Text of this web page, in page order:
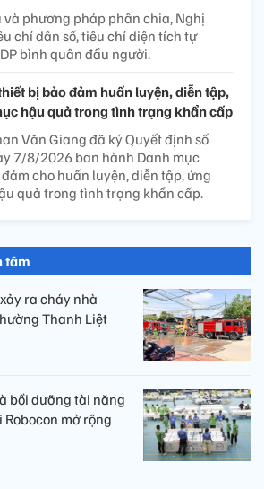
và phương pháp phân chia, Nghị
chí dân số, tiêu chí diện tích tự
bình quân đầu người.
bị bảo đảm huấn luyện, diễn tập,
hậu quả trong tình trạng khẩn cấp
Văn Giang đã ký Quyết định số
7/8/2026 ban hành Danh mục
cho huấn luyện, diễn tập, ứng
quả trong tình trạng khẩn cấp.
tâm
ra cháy nhà
Thanh Liệt
bồi dưỡng tài năng
mở rộng